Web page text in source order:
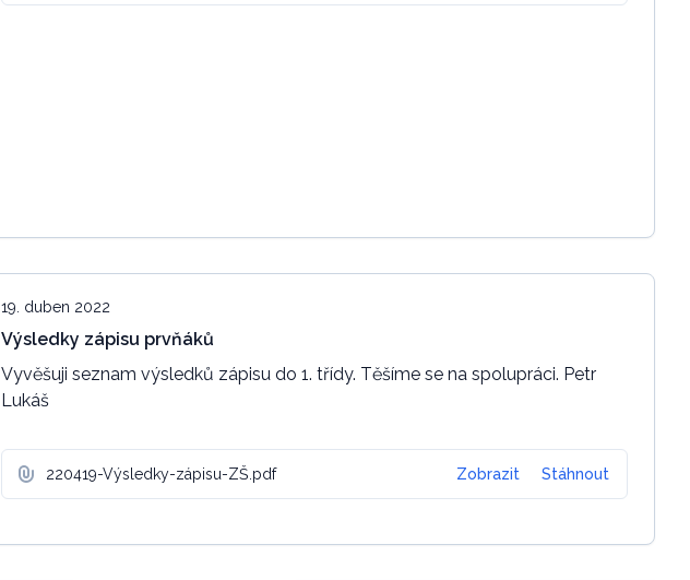
19. duben 2022
Výsledky zápisu prvňáků
Vyvěšuji seznam výsledků zápisu do 1. třídy. Těšíme se na spolupráci. Petr
Lukáš
220419-Výsledky-zápisu-ZŠ.pdf Zobrazit Stáhnout